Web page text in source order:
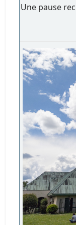
Une pause